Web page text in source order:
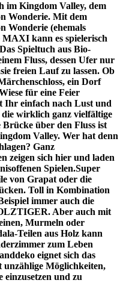
im Kingdom Valley, dem
Wonderie. Mit dem
Wonderie (ehemals
kann es spielerisch
Spieltuch aus Bio-
Fluss, dessen Ufer nur
freien Lauf zu lassen. Ob
ein Dorf
für eine Feier
Ihr einfach nach Lust und
wirklich ganz vielfältige
über den Fluss ist
Valley. Wer hat denn
Ganz
zeigen sich hier und laden
Spielen.Super
von Grapat oder die
Toll in Kombination
immer auch die
Aber auch mit
Murmeln oder
Teilen aus Holz kann
zum Leben
eignet sich das
Möglichkeiten,
einzusetzen und zu